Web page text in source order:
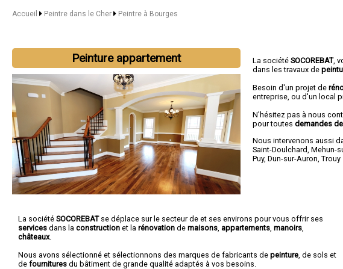
Accueil Peintre dans le Cher Peintre à Bourges
Peinture appartement La sociétéSOCOREBAT,
dans les travaux de
Besoin d'un projet de
entreprise, ou d'un local
N'hésitez pas à nous
pour toutesdemandes
Nous intervenons aussi
Saint-Doulchard ,Mehun-
Puy,Dun-sur-Auron ,Trouy
La société SOCOREBATse déplace sur le secteur de et ses environs pour vous offrir ses
services dans la construction et la rénovation de maisons, appartements, manoirs,
châteaux.
Nous avons sélectionné et sélectionnons des marques de fabricants de peinture, de sols et
de fournitures du bâtiment de grande qualité adaptés à vos besoins.